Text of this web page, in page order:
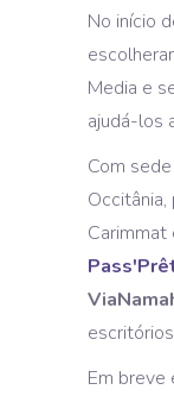
No início
Media e
ajudá-los
Com
Em breve